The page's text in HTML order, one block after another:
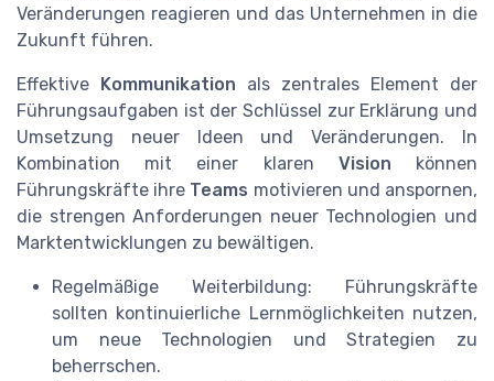
Veränderungen reagieren und das Unternehmen in die
Zukunft führen.
Effektive Kommunikation als zentrales Element der
Führungsaufgaben ist der Schlüssel zur Erklärung und
Umsetzung neuer Ideen und Veränderungen. In
Kombination mit einer klaren Vision können
Führungskräfte ihre Teams motivieren und anspornen,
die strengen Anforderungen neuer Technologien und
Marktentwicklungen zu bewältigen.
Regelmäßige Weiterbildung: Führungskräfte
sollten kontinuierliche Lernmöglichkeiten nutzen,
um neue Technologien und Strategien zu
beherrschen.